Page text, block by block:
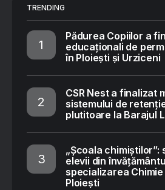
TRENDING
Pădurea Copiilor a
educaționali de
în Ploiești și Urziceni
CSR Nest a finalizat
sistemului de
plutitoare la Barajul
„Școala chimiștilor”:
elevii din
specializarea
Ploiești